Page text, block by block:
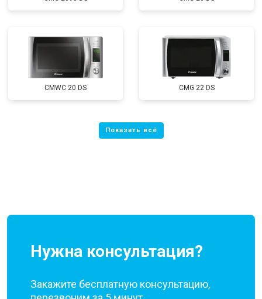
CMWC 20 DS CMG 22 DS
Нужна консультация?
Закажите бесплатную консультацию,